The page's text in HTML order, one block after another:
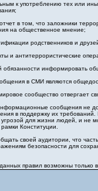
к употреблению тех или
в том, что заложники
на общественное мнение;
родственников и
и антитеррористические
информировать
в СМИ являются
сообщество отвергает
сообщения не
в поддержку их
для жизни людей, и не
Конституции.
своей аудитории, что
безопасности для
правил возможны